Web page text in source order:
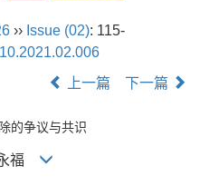
›› Issue (02): 115-
上一篇 下一篇
的争议与共识
福